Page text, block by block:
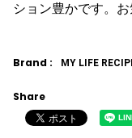
ション豊かです。
Brand : MY LIFE
Share